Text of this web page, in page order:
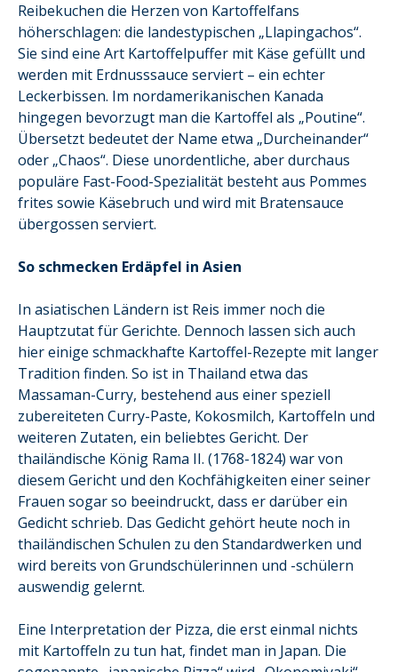
Reibekuchen die Herzen von Kartoffelfans
höherschlagen: die landestypischen „Llapingachos“.
Sie sind eine Art Kartoffelpuffer mit Käse gefüllt und
werden mit Erdnusssauce serviert – ein echter
Leckerbissen. Im nordamerikanischen Kanada
hingegen bevorzugt man die Kartoffel als „Poutine“.
Übersetzt bedeutet der Name etwa „Durcheinander“
oder „Chaos“. Diese unordentliche, aber durchaus
populäre Fast-Food-Spezialität besteht aus Pommes
frites sowie Käsebruch und wird mit Bratensauce
übergossen serviert.
So schmecken Erdäpfel in Asien
In asiatischen Ländern ist Reis immer noch die
Hauptzutat für Gerichte. Dennoch lassen sich auch
hier einige schmackhafte Kartoffel-Rezepte mit langer
Tradition finden. So ist in Thailand etwa das
Massaman-Curry, bestehend aus einer speziell
zubereiteten Curry-Paste, Kokosmilch, Kartoffeln und
weiteren Zutaten, ein beliebtes Gericht. Der
thailändische König Rama II. (1768-1824) war von
diesem Gericht und den Kochfähigkeiten einer seiner
Frauen sogar so beeindruckt, dass er darüber ein
Gedicht schrieb. Das Gedicht gehört heute noch in
thailändischen Schulen zu den Standardwerken und
wird bereits von Grundschülerinnen und -schülern
auswendig gelernt.
Eine Interpretation der Pizza, die erst einmal nichts
mit Kartoffeln zu tun hat, findet man in Japan. Die